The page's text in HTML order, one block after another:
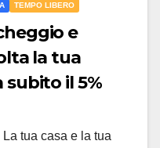
TEMPO LIBERO
e
la tua
il 5%
tua casa e la tua